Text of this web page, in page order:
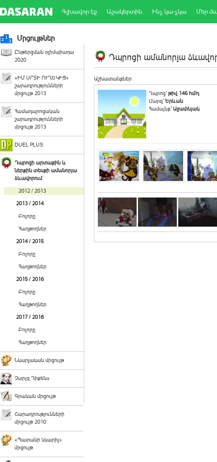
Գլխավոր էջ Աշակերտին Ինչ կա-չկա Մեր
Մրցույթներ
Ընթերցման օլիմպիադա
2020
«ԻՄ ՍՐՏԻ ՈՒՂԵԿԻՑ»
շարադրությունների
մրցույթ 2013
Համադպրոցական
շարադրությունների
մրցույթ 2013
DUEL PLUS
Դպրոցի արտաքին և
ներքին տեսքի ամանորյա
ձևավորում
2012 / 2013
2013 / 2014
Բոլորը
Հաղթողներ
2014 / 2015
Բոլորը
Հաղթողներ
2015 / 2016
Բոլորը
Հաղթողներ
2017 / 2018
Բոլորը
Հաղթողներ
Նկարչական մրցույթ
Չարլզ Դիքենս
Գրական մրցույթ
Շարադրությունների
մրցույթ 2010
«Պատանի նկարիչ»
մրցույթ
Դպրոցի ամանորյա
Աշխատանքներ
Դպրոց`թիվ 146 հմ/դ
Մարզ`Երևան
Համայնք`Աջափնյակ